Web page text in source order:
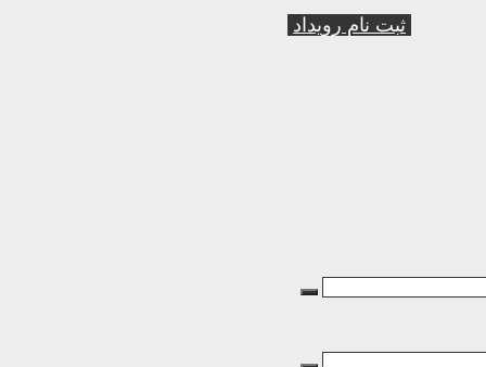
ثبت نام رویداد